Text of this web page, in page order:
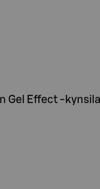
Gel Effect -